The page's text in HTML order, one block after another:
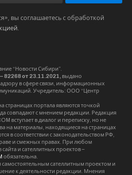
вы соглашаетесь с обработкой
.
“Новости Сибири”.
82268 от 23.11.2021, выдано
в сфере связи, информационных
Учредитель: ООО “Центр
страницах портала являются точкой
совпадают с мнением редакции. Редакция
вступает в диалог и переписку, но не
на материалы, находящиеся на страницах
в соответствии с законодательством РФ,
и смежных правах. При любом
и сателлитных проектов –
обязательна.
самостоятельным сателлитным проектом и
к деятельности редакции. Мнения